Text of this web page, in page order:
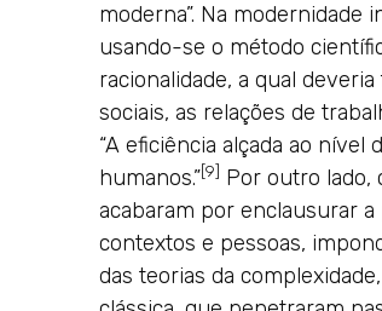
moderna”. Na
usando-se o método
racionalidade, a qual
sociais, as relações de
“A eficiência alçada ao
humanos.”[9] Por outro lado,
acabaram por enclausurar
contextos e pessoas,
das teorias da